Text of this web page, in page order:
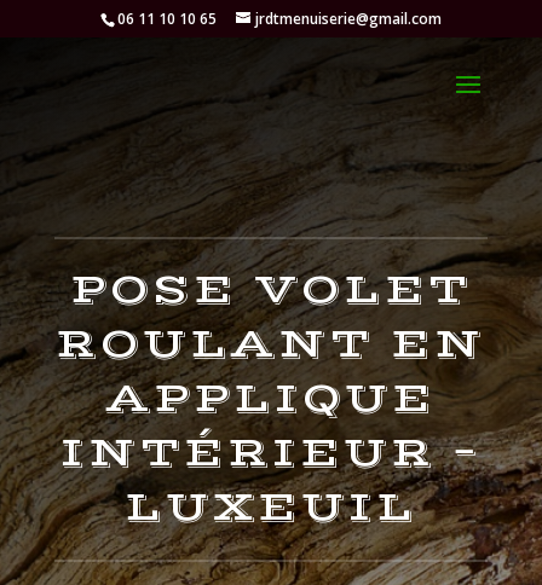
06 11 10 10 65 jrdtmenuiserie@gmail.com
POSE VOLET
ROULANT EN
APPLIQUE
INTÉRIEUR –
LUXEUIL